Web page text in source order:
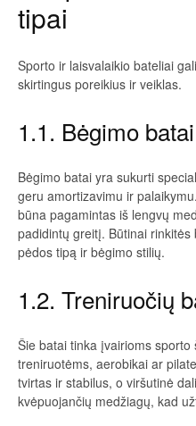
tipai
Sporto ir laisvalaikio bateliai
skirtingus poreikius ir veiklas.
1.1. Bėgimo batai
Bėgimo batai yra sukurti
geru amortizavimu ir
būna pagamintas iš lengvų
padidintų greitį. Būtinai
pėdos tipą ir bėgimo stilių.
1.2. Treniruočių
Šie batai tinka įvairioms
treniruotėms, aerobikai ar
tvirtas ir stabilus, o viršutinė
kvėpuojančių medžiagų, kad